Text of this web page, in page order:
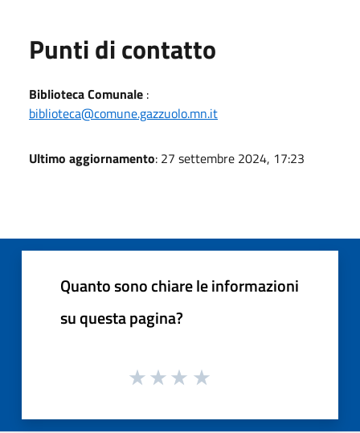
Punti di contatto
Biblioteca Comunale :
biblioteca@comune.gazzuolo.mn.it
Ultimo aggiornamento: 27 settembre 2024, 17:23
Quanto sono chiare le informazioni
su questa pagina?